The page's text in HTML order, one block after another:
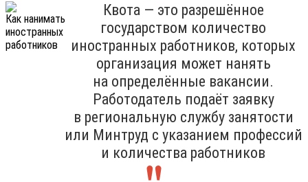
Квота — это разрешённое
государством количество
иностранных работников, которых
организация может нанять
на определённые вакансии.
Работодатель подаёт заявку
в региональную службу занятости
или Минтруд с указанием профессий
и количества работников